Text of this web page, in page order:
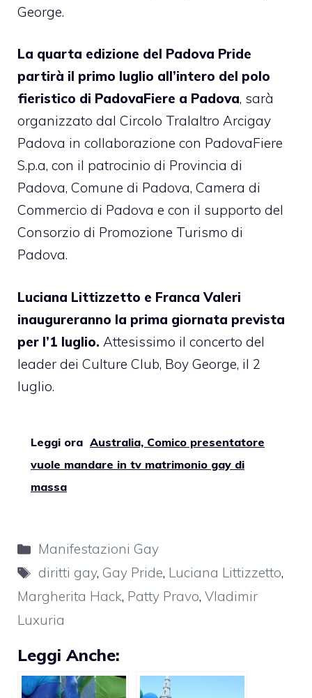
George.
La quarta edizione del Padova Pride
partirà il primo luglio all’intero del polo
fieristico di PadovaFiere a Padova, sarà
organizzato dal Circolo Tralaltro Arcigay
Padova in collaborazione con PadovaFiere
S.p.a, con il patrocinio di Provincia di
Padova, Comune di Padova, Camera di
Commercio di Padova e con il supporto del
Consorzio di Promozione Turismo di
Padova.
Luciana Littizzetto e Franca Valeri
inaugureranno la prima giornata prevista
per l’1 luglio. Attesissimo il concerto del
leader dei Culture Club, Boy George, il 2
luglio.
Leggi ora Australia, Comico presentatore
vuole mandare in tv matrimonio gay di
massa
Categorie
Manifestazioni Gay
Tag
diritti gay, Gay Pride, Luciana Littizzetto,
Margherita Hack, Patty Pravo, Vladimir
Luxuria
Leggi Anche: